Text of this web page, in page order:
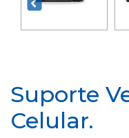
Suporte
Celular.